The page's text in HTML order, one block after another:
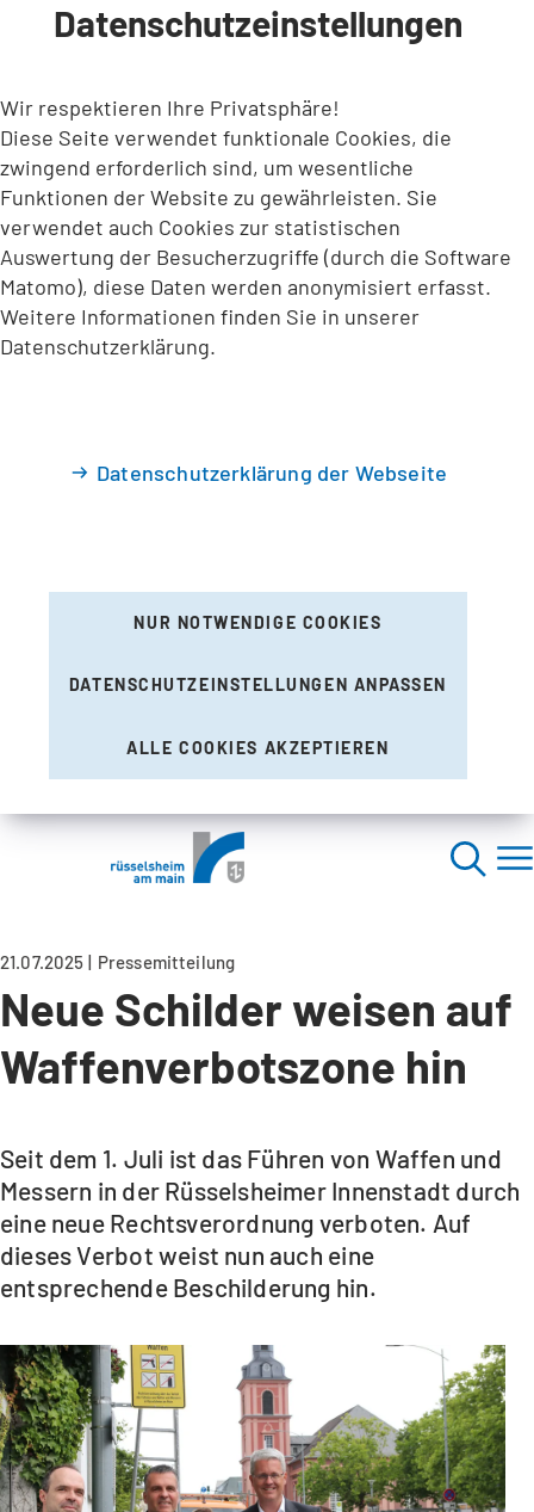
INHALT ANSPRINGEN
Datenschutzeinstellungen
Wir respektieren Ihre Privatsphäre!
Diese Seite verwendet funktionale Cookies, die
zwingend erforderlich sind, um wesentliche
Funktionen der Website zu gewährleisten. Sie
verwendet auch Cookies zur statistischen
Auswertung der Besucherzugriffe (durch die Software
Matomo), diese Daten werden anonymisiert erfasst.
Weitere Informationen finden Sie in unserer
Datenschutzerklärung.
Datenschutzerklärung der Webseite
NUR NOTWENDIGE COOKIES
DATENSCHUTZEINSTELLUNGEN ANPASSEN
ALLE COOKIES AKZEPTIEREN
21.07.2025 Pressemitteilung
Neue Schilder weisen auf
Waffenverbotszone hin
Seit dem 1. Juli ist das Führen von Waffen und
Messern in der Rüsselsheimer Innenstadt durch
eine neue Rechtsverordnung verboten. Auf
dieses Verbot weist nun auch eine
entsprechende Beschilderung hin.